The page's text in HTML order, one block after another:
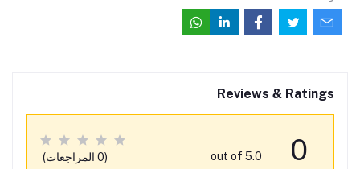
Reviews & Ratings
0
out of 5.0 (0 المراجعات)